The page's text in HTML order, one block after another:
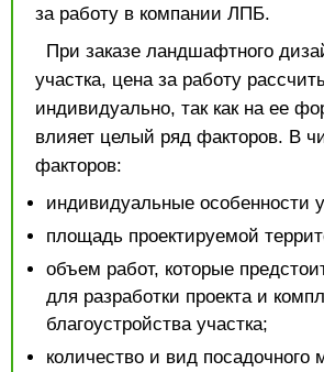
за работу в компании ЛПБ.
При заказе ландшафтного
участка, цена за работу
индивидуально, так как на ее
влияет целый ряд факторов. В
факторов:
индивидуальные особенности
площадь проектируемой
объем работ, которые
для разработки проекта и
благоустройства участка;
количество и вид посадочного